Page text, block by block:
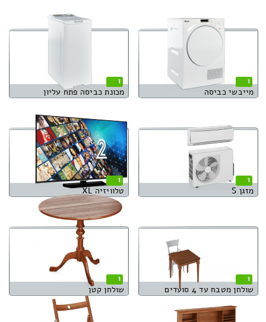
1
מייבשי כביסה
1
מכונת כביסה פתח עליון
1
מזגן S
1
טלוויזיה XL
1
שולחן מטבח עד 4 סועדים
1
שולחן קטן